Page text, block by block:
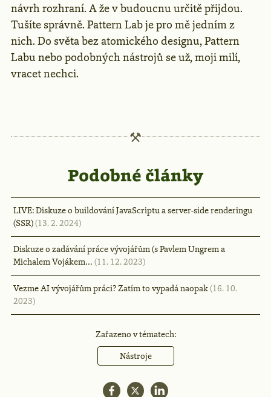
návrh rozhraní. A že v budoucnu určitě přijdou.
Tušíte správně. Pattern Lab je pro mě jedním z
nich. Do světa bez atomického designu, Pattern
Labu nebo podobných nástrojů se už, moji milí,
vracet nechci.
Podobné články
LIVE: Diskuze o buildování JavaScriptu a server-side renderingu
(SSR)(13. 2. 2024)
Diskuze o zadávání práce vývojářům (s Pavlem Ungrem a
Michalem Vojákem… (11. 12. 2023)
Vezme AI vývojářům práci? Zatím to vypadá naopak(16. 10.
2023)
Zařazeno v tématech:
Nástroje